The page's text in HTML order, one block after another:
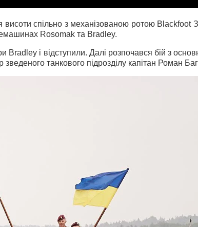
висоти спільно з механізованою ротою
Rosomak та Bradley.
і відступили. Далі розпочався бій з
танкового підрозділу капітан Роман